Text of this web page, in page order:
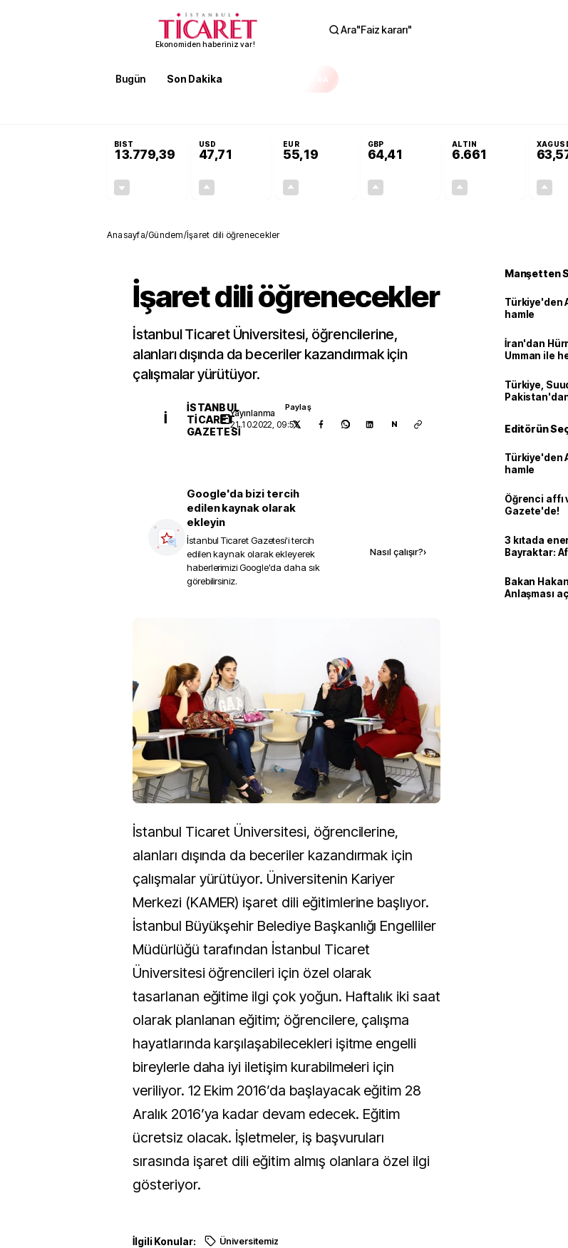
Ekonomiden haberiniz var!
Ara"Faiz kararı"
Bugün Son Dakika
BIST
13.779,39
USD
47,71
EUR
55,19
GBP
64,41
ALTIN
6.661
Anasayfa/Gündem/İşaret dili öğrenecekler
İşaret dili öğrenecekler
İstanbul Ticaret Üniversitesi, öğrencilerine,
alanları dışında da beceriler kazandırmak için
çalışmalar yürütüyor.
İ
İSTANBUL
TICARET
GAZETESI
Yayınlanma
21.10.2022, 09:51
Paylaş
N
Google'da bizi tercih
edilen kaynak olarak
ekleyin
İstanbul Ticaret Gazetesi'i tercih
edilen kaynak olarak ekleyerek
haberlerimizi Google'da daha sık
görebilirsiniz.
Nasıl çalışır?›
İstanbul Ticaret Üniversitesi, öğrencilerine,
alanları dışında da beceriler kazandırmak için
çalışmalar yürütüyor. Üniversitenin Kariyer
Merkezi (KAMER) işaret dili eğitimlerine başlıyor.
İstanbul Büyükşehir Belediye Başkanlığı Engelliler
Müdürlüğü tarafından İstanbul Ticaret
Üniversitesi öğrencileri için özel olarak
tasarlanan eğitime ilgi çok yoğun. Haftalık iki saat
olarak planlanan eğitim; öğrencilere, çalışma
hayatlarında karşılaşabilecekleri işitme engelli
bireylerle daha iyi iletişim kurabilmeleri için
veriliyor. 12 Ekim 2016’da başlayacak eğitim 28
Aralık 2016’ya kadar devam edecek. Eğitim
ücretsiz olacak. İşletmeler, iş başvuruları
sırasında işaret dili eğitim almış olanlara özel ilgi
gösteriyor.
İlgili Konular: Üniversitemiz
Manşetten
Türkiye'den
hamle
İran'dan
Umman ile
Türkiye,
Editörün
Türkiye'den
hamle
Öğrenci affı
Gazete'de!
3 kıtada
Bayraktar:
Bakan
Anlaşması